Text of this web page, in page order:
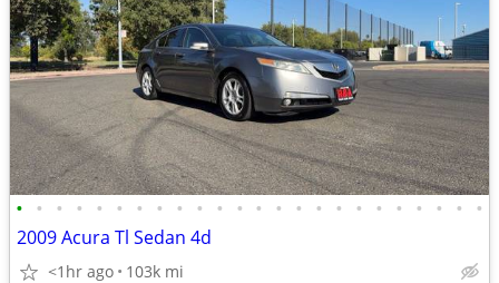
• • • • • • • • • • • • • • • • • • • • • • • •
2009 Acura Tl Sedan 4d
<1hr ago 103k mi